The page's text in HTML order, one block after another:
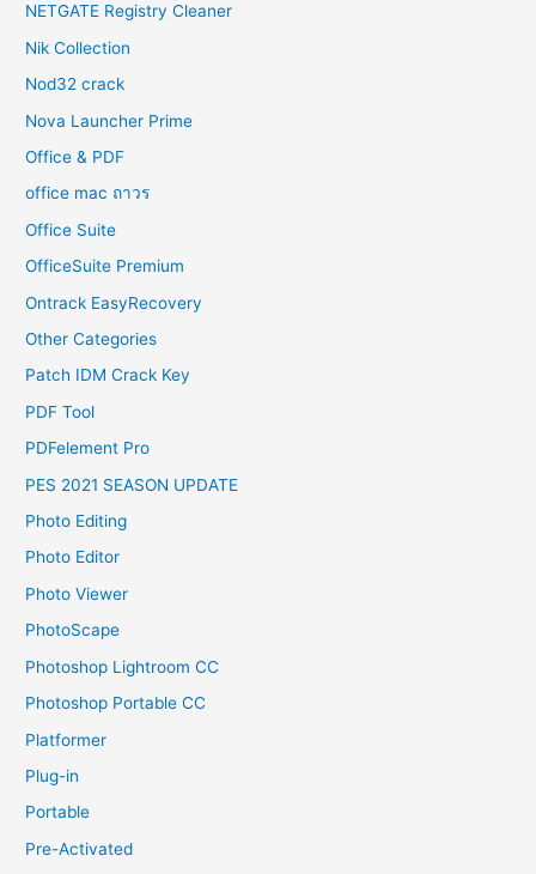
NETGATE Registry Cleaner
Nik Collection
Nod32 crack
Nova Launcher Prime
Office & PDF
office mac ถาวร
Office Suite
OfficeSuite Premium
Ontrack EasyRecovery
Other Categories
Patch IDM Crack Key
PDF Tool
PDFelement Pro
PES 2021 SEASON UPDATE
Photo Editing
Photo Editor
Photo Viewer
PhotoScape
Photoshop Lightroom CC
Photoshop Portable CC
Platformer
Plug-in
Portable
Pre-Activated